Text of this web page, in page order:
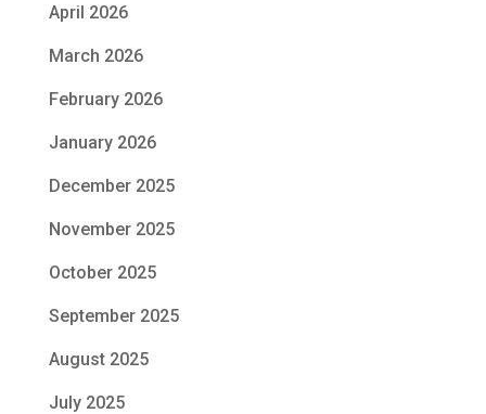
April 2026
March 2026
February 2026
January 2026
December 2025
November 2025
October 2025
September 2025
August 2025
July 2025